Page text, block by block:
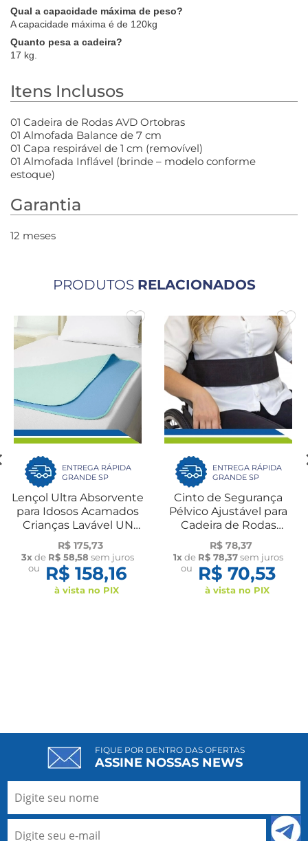
Qual a capacidade máxima de peso?
A capacidade máxima é de 120kg
Quanto pesa a cadeira?
17 kg.
Itens Inclusos
01 Cadeira de Rodas AVD Ortobras
01 Almofada Balance de 7 cm
01 Capa respirável de 1 cm (removível)
01 Almofada Inflável (brinde – modelo conforme
estoque)
Garantia
12 meses
PRODUTOS RELACIONADOS
ENTREGA RÁPIDA
GRANDE SP
Lençol Ultra Absorvente
para Idosos Acamados
Crianças Lavável UN
Longevitech
R$ 175,73
3xde R$ 58,58 sem juros
ou
R$ 158,16
à vista no PIX
ENTREGA RÁPIDA
GRANDE SP
Cinto de Segurança
Pélvico Ajustável para
Cadeira de Rodas
Cadeirante Idoso
Longevitech
R$ 78,37
1xde R$ 78,37sem juros
ou
R$ 70,53
à vista no PIX
FIQUE POR DENTRO DAS OFERTAS
ASSINE NOSSAS NEWS